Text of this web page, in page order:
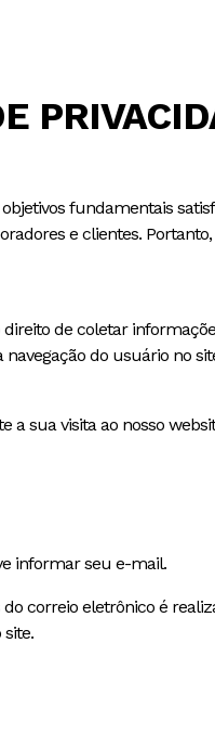
fundamentais
e clientes.
de coletar
do usuário no
sua visita ao nosso
informar seu e-mail.
correio eletrônico é